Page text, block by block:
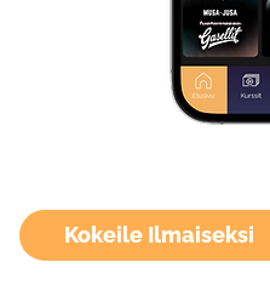
Kokeile Ilmaiseksi